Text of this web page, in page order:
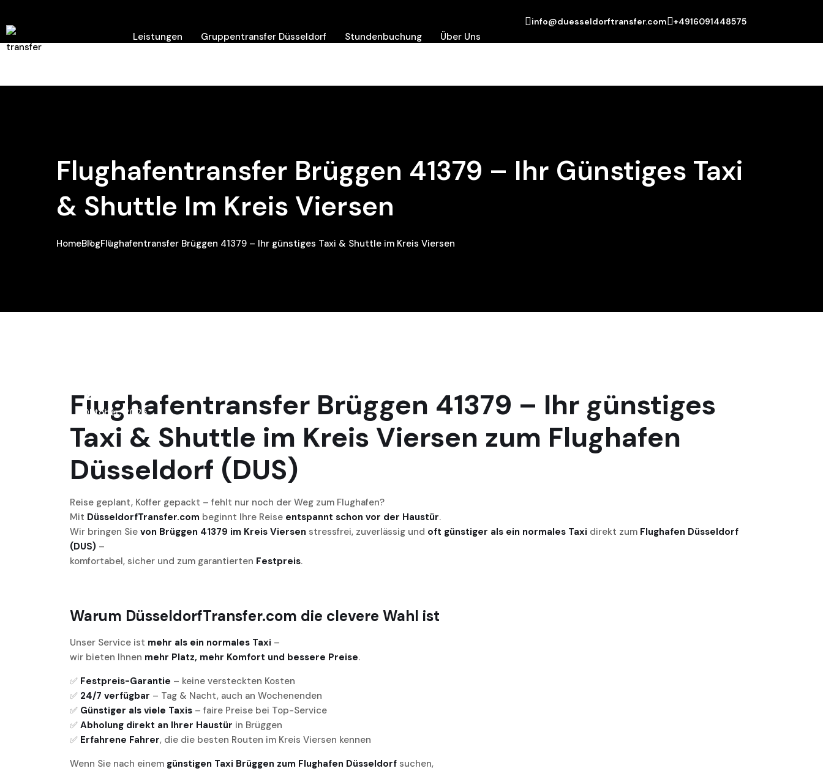
Leistungen Gruppentransfer Düsseldorf Stundenbuchung Über Uns
info@duesseldorftransfer.com +4916091448575
Flughafentransfer Brüggen 41379 – Ihr Günstiges Taxi
& Shuttle Im Kreis Viersen
HomeBlogFlughafentransfer Brüggen 41379 – Ihr günstiges Taxi & Shuttle im Kreis Viersen
22
Oktober, 2025
Flughafentransfer Brüggen 41379 – Ihr günstiges
Taxi & Shuttle im Kreis Viersen zum Flughafen
Düsseldorf (DUS)
Reise geplant, Koffer gepackt – fehlt nur noch der Weg zum Flughafen?
Mit DüsseldorfTransfer.com beginnt Ihre Reise entspannt schon vor der Haustür.
Wir bringen Sie von Brüggen 41379 im Kreis Viersen stressfrei, zuverlässig und oft günstiger als ein normales Taxi direkt zum Flughafen Düsseldorf
(DUS) –
komfortabel, sicher und zum garantierten Festpreis.
Warum DüsseldorfTransfer.com die clevere Wahl ist
Unser Service ist mehr als ein normales Taxi –
wir bieten Ihnen mehr Platz, mehr Komfort und bessere Preise.
✅ Festpreis-Garantie – keine versteckten Kosten
✅ 24/7 verfügbar – Tag & Nacht, auch an Wochenenden
✅ Günstiger als viele Taxis – faire Preise bei Top-Service
✅ Abholung direkt an Ihrer Haustür in Brüggen
✅ Erfahrene Fahrer, die die besten Routen im Kreis Viersen kennen
Wenn Sie nach einem günstigen Taxi Brüggen zum Flughafen Düsseldorf suchen,